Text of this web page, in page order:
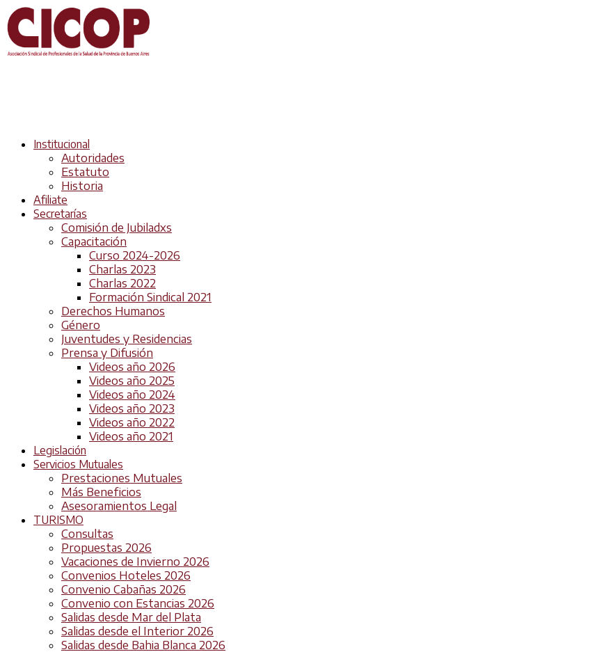
Institucional
Autoridades
Estatuto
Historia
Afiliate
Secretarías
Comisión de Jubiladxs
Capacitación
Curso 2024-2026
Charlas 2023
Charlas 2022
Formación Sindical 2021
Derechos Humanos
Género
Juventudes y Residencias
Prensa y Difusión
Videos año 2026
Videos año 2025
Videos año 2024
Videos año 2023
Videos año 2022
Videos año 2021
Legislación
Servicios Mutuales
Prestaciones Mutuales
Más Beneficios
Asesoramientos Legal
TURISMO
Consultas
Propuestas 2026
Vacaciones de Invierno 2026
Convenios Hoteles 2026
Convenio Cabañas 2026
Convenio con Estancias 2026
Salidas desde Mar del Plata
Salidas desde el Interior 2026
Salidas desde Bahia Blanca 2026